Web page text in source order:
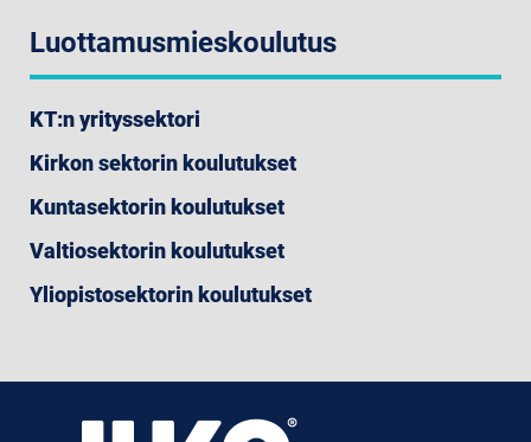
Luottamusmieskoulutus
KT:n yrityssektori
Kirkon sektorin koulutukset
Kuntasektorin koulutukset
Valtiosektorin koulutukset
Yliopistosektorin koulutukset